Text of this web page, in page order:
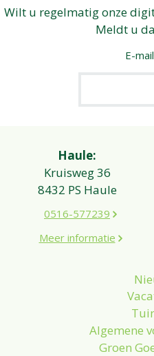
Wilt u regelmatig onze
Meldt u
E-
Haule:
Kruisweg 36
8432 PS Haule
0516-577239
Meer informatie
Algemene
Groen